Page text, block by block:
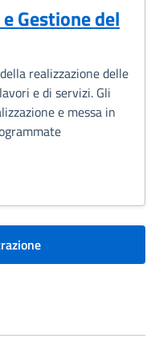
Gestione del
realizzazione delle
e di servizi. Gli
e messa in